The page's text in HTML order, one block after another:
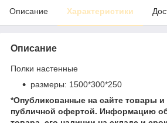
Описание Характеристики
Описание
Полки настенные
размеры: 1500*300*250
*Опубликованные на сайте товары и
публичной офертой. Информацию